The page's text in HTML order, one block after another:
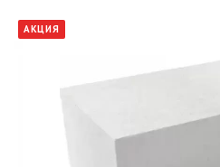
АКЦИЯ